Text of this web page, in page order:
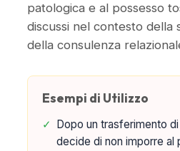
patologica e al possesso
discussi nel contesto della
della consulenza
Esempi di Utilizzo
✓ Dopo un trasferimento
decide di non imporre al